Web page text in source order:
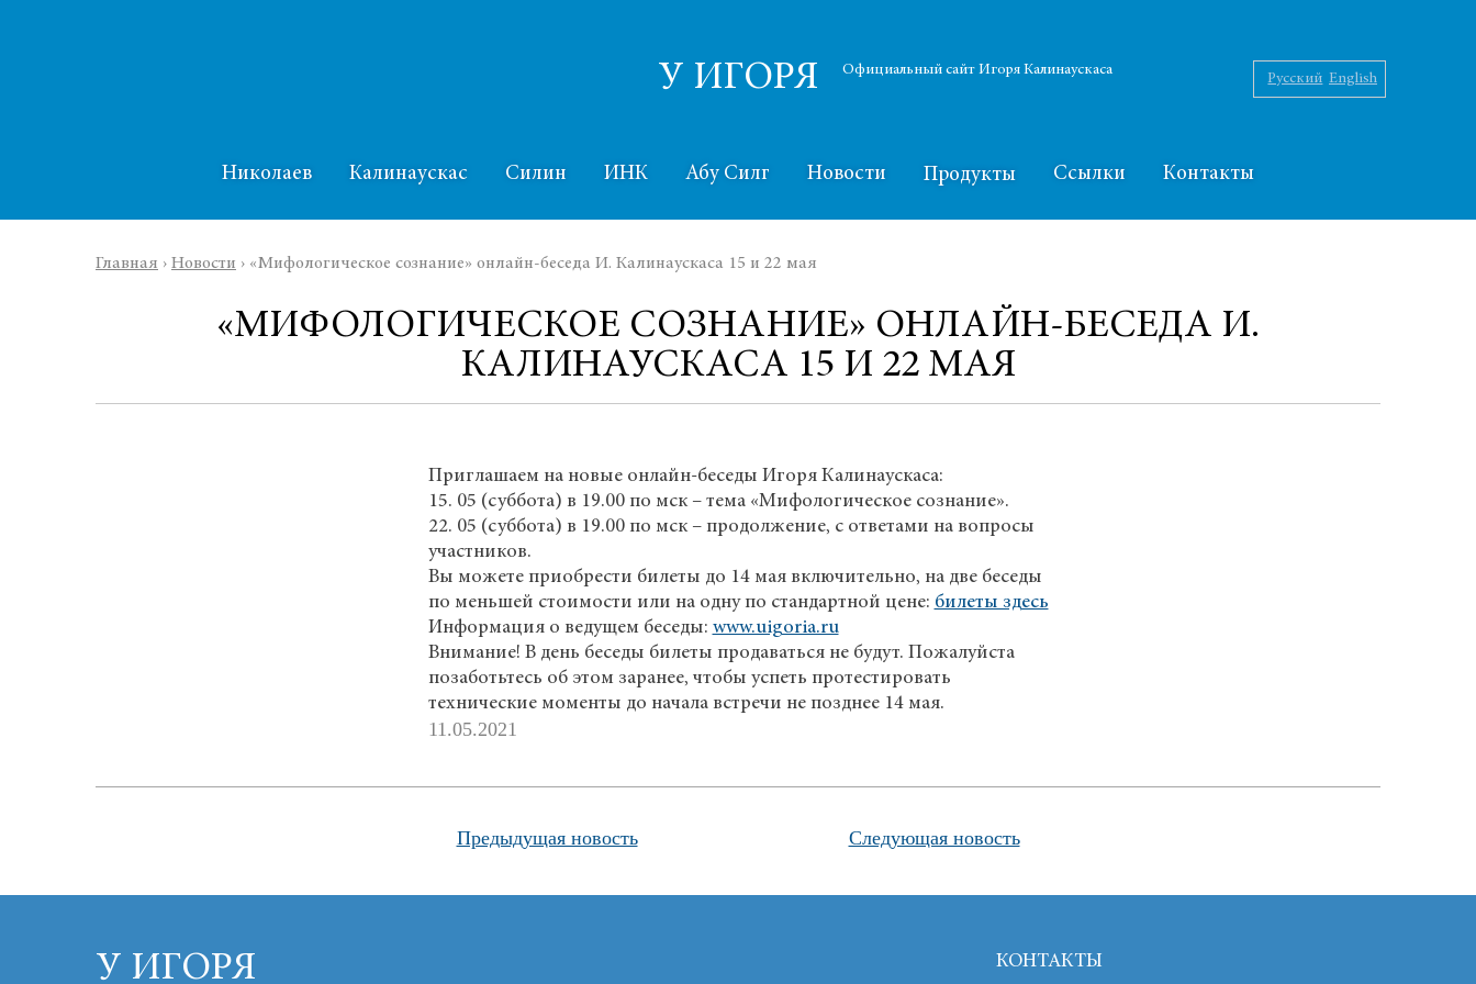
Официальный сайт Игоря Калинаускаса
У ИГОРЯ Русский English
Николаев Калинаускас Силин ИНК Абу Силг Новости Продукты Ссылки Контакты
Главная › Новости › «Мифологическое сознание» онлайн-беседа И. Калинаускаса 15 и 22 мая
«МИФОЛОГИЧЕСКОЕ СОЗНАНИЕ» ОНЛАЙН-БЕСЕДА И.
КАЛИНАУСКАСА 15 И 22 МАЯ
Приглашаем на новые онлайн-беседы Игоря Калинаускаса:
15. 05 (суббота) в 19.00 по мск – тема «Мифологическое сознание».
22. 05 (суббота) в 19.00 по мск – продолжение, с ответами на вопросы
участников.
Вы можете приобрести билеты до 14 мая включительно, на две беседы
по меньшей стоимости или на одну по стандартной цене: билеты здесь
Информация о ведущем беседы: www.uigoria.ru
Внимание! В день беседы билеты продаваться не будут. Пожалуйста
позаботьтесь об этом заранее, чтобы успеть протестировать
технические моменты до начала встречи не позднее 14 мая.
11.05.2021
Предыдущая новость Следующая новость
У ИГОРЯ КОНТАКТЫ